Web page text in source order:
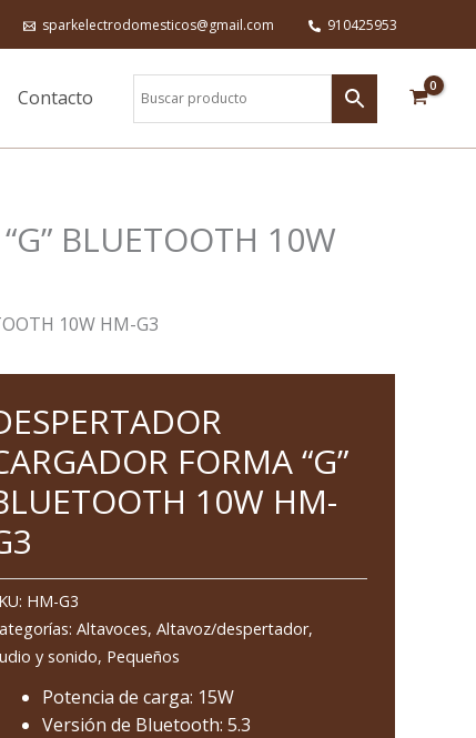
sparkelectrodomesticos@gmail.com 910425953
Contacto
BLUETOOTH 10W
10W HM-G3
FORMA “G”
10W HM-
HM-G3
Altavoces, Altavoz/despertador,
y sonido, Pequeños
Potencia de carga: 15W
Versión de Bluetooth: 5.3